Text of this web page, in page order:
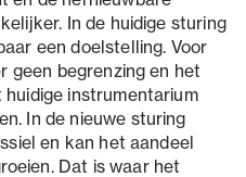
In de huidige sturing
een doelstelling. Voor
geen begrenzing en het
instrumentarium
In de nieuwe sturing
en kan het aandeel
Dat is waar het